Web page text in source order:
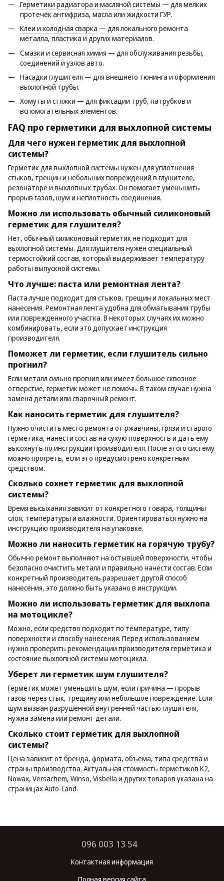
Герметики радиатора и масляной системы — для мелких
протечек антифриза, масла или жидкости ГУР.
Клеи и холодная сварка — для локального ремонта
металла, пластика и других материалов.
Смазки и сервисная химия — для обслуживания резьбы,
соединений и узлов авто.
Насадки глушителя — для внешнего тюнинга и оформления
выхлопной трубы.
Хомуты и стяжки — для фиксации труб, патрубков и
вспомогательных элементов.
FAQ про герметики для выхлопной системы
Для чего нужен герметик для выхлопной
системы?
Герметик для выхлопной системы нужен для уплотнения
стыков, трещин и небольших повреждений в глушителе,
резонаторе и выхлопных трубах. Он помогает уменьшить
прорыв газов, шум и неплотность соединения.
Можно ли использовать обычный силиконовый
герметик для глушителя?
Нет, обычный силиконовый герметик не подходит для
выхлопной системы. Для глушителя нужен специальный
термостойкий состав, который выдерживает температуру
работы выпускной системы.
Что лучше: паста или ремонтная лента?
Паста лучше подходит для стыков, трещин и локальных мест
нанесения. Ремонтная лента удобна для обматывания трубы
или поврежденного участка. В некоторых случаях их можно
комбинировать, если это допускает инструкция
производителя.
Поможет ли герметик, если глушитель сильно
прогнил?
Если металл сильно прогнил или имеет большое сквозное
отверстие, герметик может не помочь. В таком случае нужна
замена детали или сварочный ремонт.
Как наносить герметик для глушителя?
Нужно очистить место ремонта от ржавчины, грязи и старого
герметика, нанести состав на сухую поверхность и дать ему
высохнуть по инструкции производителя. После этого систему
можно прогреть, если это предусмотрено конкретным
средством.
Сколько сохнет герметик для выхлопной
системы?
Время высыхания зависит от конкретного товара, толщины
слоя, температуры и влажности. Ориентироваться нужно на
инструкцию производителя на упаковке.
Можно ли наносить герметик на горячую трубу?
Обычно ремонт выполняют на остывшей поверхности, чтобы
безопасно очистить металл и правильно нанести состав. Если
конкретный производитель разрешает другой способ
нанесения, это должно быть указано в инструкции.
Можно ли использовать герметик для выхлопа
на мотоцикле?
Можно, если средство подходит по температуре, типу
поверхности и способу нанесения. Перед использованием
нужно проверить рекомендации производителя герметика и
состояние выхлопной системы мотоцикла.
Уберет ли герметик шум глушителя?
Герметик может уменьшить шум, если причина — прорыв
газов через стык, трещину или небольшое повреждение. Если
шум вызван разрушенной внутренней частью глушителя,
нужна замена или ремонт детали.
Сколько стоит герметик для выхлопной
системы?
Цена зависит от бренда, формата, объема, типа средства и
страны производства. Актуальная стоимость герметиков K2,
Nowax, Versachem, Winso, Visbella и других товаров указана на
страницах Auto-Land.
096 003 13 54
Контактная информация